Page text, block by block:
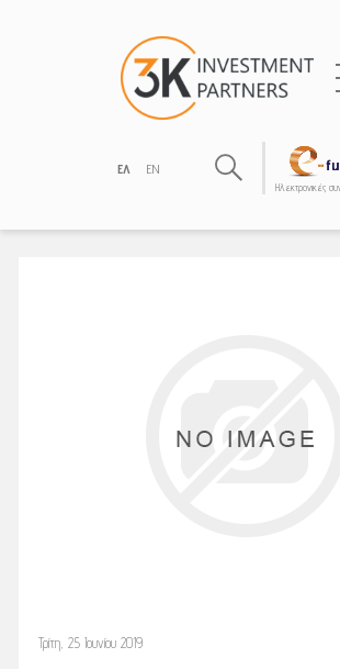
ΕΛ EN
Hλεκτρονικές
Τρίτη, 25 Ιουνίου 2019